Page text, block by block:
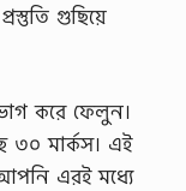
গুছিয়ে
করে ফেলুন।
৩০ মার্কস। এই
এরই মধ্যে